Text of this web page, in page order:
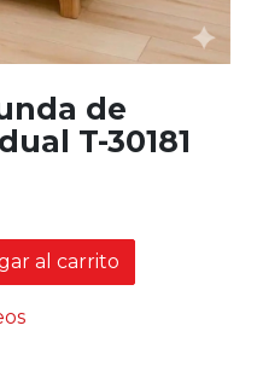
de
T-30181
al carrito